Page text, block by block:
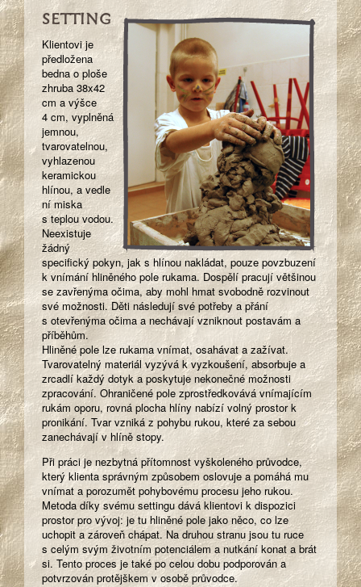
SETTING
Klientovi je
předložena
bedna o ploše
zhruba 38x42
cm a výšce
4 cm, vyplněná
jemnou,
tvarovatelnou,
vyhlazenou
keramickou
hlínou, a vedle
ní miska
s teplou vodou.
Neexistuje
žádný
specifický pokyn, jak s hlínou nakládat, pouze povzbuzení
k vnímání hliněného pole rukama. Dospělí pracují většinou
se zavřenýma očima, aby mohl hmat svobodně rozvinout
své možnosti. Děti následují své potřeby a přání
s otevřenýma očima a nechávají vzniknout postavám a
příběhům.
Hliněné pole lze rukama vnímat, osahávat a zažívat.
Tvarovatelný materiál vyzývá k vyzkoušení, absorbuje a
zrcadlí každý dotyk a poskytuje nekonečné možnosti
zpracování. Ohraničené pole zprostředkovává vnímajícím
rukám oporu, rovná plocha hlíny nabízí volný prostor k
pronikání. Tvar vzniká z pohybu rukou, které za sebou
zanechávají v hlíně stopy.
Při práci je nezbytná přítomnost vyškoleného průvodce,
který klienta správným způsobem oslovuje a pomáhá mu
vnímat a porozumět pohybovému procesu jeho rukou.
Metoda díky svému settingu dává klientovi k dispozici
prostor pro vývoj: je tu hliněné pole jako něco, co lze
uchopit a zároveň chápat. Na druhou stranu jsou tu ruce
s celým svým životním potenciálem a nutkání konat a brát
si. Tento proces je také po celou dobu podporován a
potvrzován protějškem v osobě průvodce.